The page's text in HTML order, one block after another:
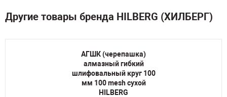
Другие товары бренда HILBERG (ХИЛБЕРГ)
АГШК (черепашка)
алмазный гибкий
шлифовальный круг 100
мм 100 mesh сухой
HILBERG